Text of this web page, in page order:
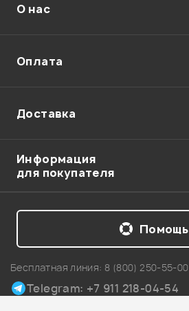
Отправить
О нас
Оплата
Доставка
Информация
для покупателя
Бесплатная линия: 8 (800) 250-55-00
Telegram: +7 911 218-04-54
Помощь